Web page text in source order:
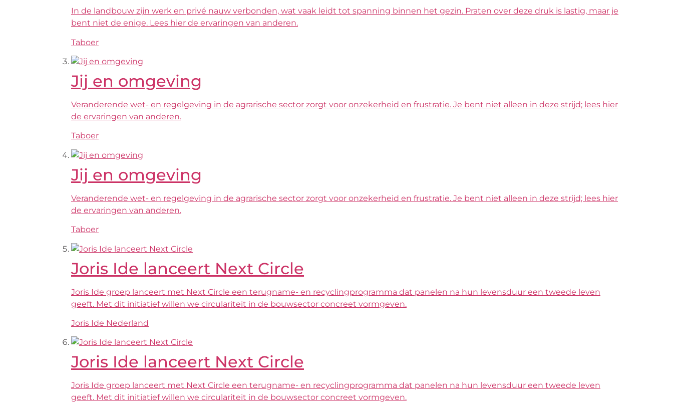
In de landbouw zijn werk en privé nauw verbonden, wat vaak leidt tot spanning binnen het gezin. Praten over deze druk is lastig, maar je
bent niet de enige. Lees hier de ervaringen van anderen.
Taboer
Jij en omgeving
Veranderende wet- en regelgeving in de agrarische sector zorgt voor onzekerheid en frustratie. Je bent niet alleen in deze strijd; lees hier
de ervaringen van anderen.
Taboer
Jij en omgeving
Veranderende wet- en regelgeving in de agrarische sector zorgt voor onzekerheid en frustratie. Je bent niet alleen in deze strijd; lees hier
de ervaringen van anderen.
Taboer
Joris Ide lanceert Next Circle
Joris Ide groep lanceert met Next Circle een terugname- en recyclingprogramma dat panelen na hun levensduur een tweede leven
geeft. Met dit initiatief willen we circulariteit in de bouwsector concreet vormgeven.
Joris Ide Nederland
Joris Ide lanceert Next Circle
Joris Ide groep lanceert met Next Circle een terugname- en recyclingprogramma dat panelen na hun levensduur een tweede leven
geeft. Met dit initiatief willen we circulariteit in de bouwsector concreet vormgeven.